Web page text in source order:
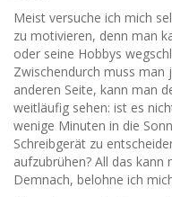
Meist versuche ich mich
zu motivieren, denn man
oder seine Hobbys
Zwischendurch muss man
anderen Seite, kann man
weitläufig sehen: ist es
wenige Minuten in die
Schreibgerät zu
aufzubrühen? All das kann
Demnach, belohne ich